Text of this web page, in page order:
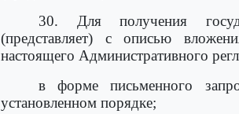
30. Для получения
(представляет) с описью
настоящего Административного
в форме письменного
установленном порядке;